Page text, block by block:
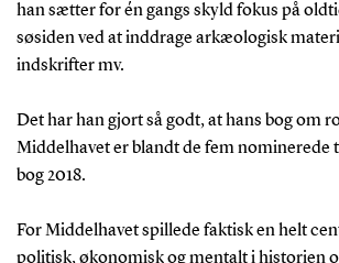
han sætter for én gangs skyld fokus på
søsiden ved at inddrage arkæologisk
indskrifter mv.
Det har han gjort så godt, at hans bog om
Middelhavet er blandt de fem nominerede
bog 2018.
For Middelhavet spillede faktisk en helt
politisk, økonomisk og mentalt i historien